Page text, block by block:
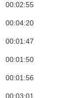
00:02:55
00:04:20
00:01:47
00:01:50
00:01:56
00:03:01